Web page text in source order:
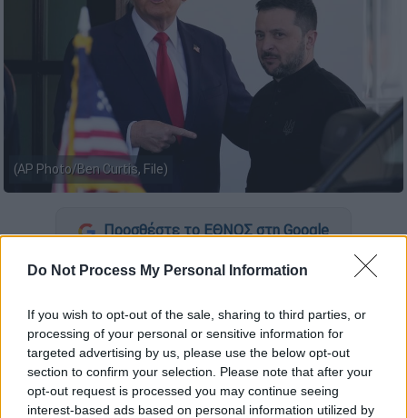
Do Not Process My Personal Information
If you wish to opt-out of the sale, sharing to third parties, or
processing of your personal or sensitive information for
targeted advertising by us, please use the below opt-out
section to confirm your selection. Please note that after your
opt-out request is processed you may continue seeing
interest-based ads based on personal information utilized by
(AP Photo/Ben Curtis, File)
Προσθέστε το ΕΘΝΟΣ στη Google
Ο πρόεδρος των ΗΠΑ Ντόναλντ Τραμπ
ηγέτες και τον γενικό γραμματέα τουΝΑΤΟ
προκειμένου να μιλήσει τηλεφωνικά με τον
πρόεδρο της Ρωσίας Βλαντίμιρ Πούτιν,
σύμφωνα με τη γερμανική εφημερίδαBild